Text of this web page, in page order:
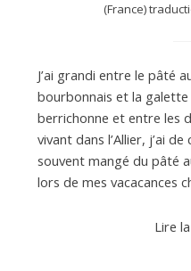
(France)
J’ai grandi entre le pâté
bourbonnais et la
berrichonne et entre les
vivant dans l’Allier, j’ai
souvent mangé du pâté
lors de mes vacacances
Lire